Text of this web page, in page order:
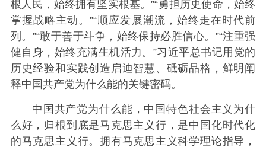
根人民，始终拥有坚实根基。”“勇担历史使命，始终
掌握战略主动。”“顺应发展潮流，始终走在时代前
列。”“敢于善于斗争，始终保持必胜信心。”“注重强
健自身，始终充满生机活力。”习近平总书记用党的
历史经验和实践创造启迪智慧、砥砺品格，鲜明阐
释中国共产党为什么能的关键密码。
中国共产党为什么能，中国特色社会主义为什
么好，归根到底是马克思主义行，是中国化时代化
的马克思主义行。拥有马克思主义科学理论指导，